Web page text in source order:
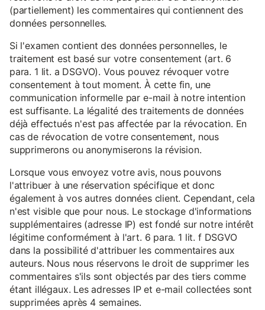
(partiellement) les commentaires qui contiennent des
données personnelles.
Si l'examen contient des données personnelles, le
traitement est basé sur votre consentement (art. 6
para. 1 lit. a DSGVO). Vous pouvez révoquer votre
consentement à tout moment. À cette fin, une
communication informelle par e-mail à notre intention
est suffisante. La légalité des traitements de données
déjà effectués n'est pas affectée par la révocation. En
cas de révocation de votre consentement, nous
supprimerons ou anonymiserons la révision.
Lorsque vous envoyez votre avis, nous pouvons
l'attribuer à une réservation spécifique et donc
également à vos autres données client. Cependant, cela
n'est visible que pour nous. Le stockage d'informations
supplémentaires (adresse IP) est fondé sur notre intérêt
légitime conformément à l'art. 6 para. 1 lit. f DSGVO
dans la possibilité d'attribuer les commentaires aux
auteurs. Nous nous réservons le droit de supprimer les
commentaires s'ils sont objectés par des tiers comme
étant illégaux. Les adresses IP et e-mail collectées sont
supprimées après 4 semaines.